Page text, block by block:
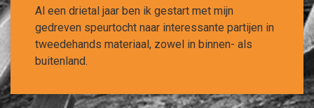
Al een drietal jaar ben ik gestart met mijn
gedreven speurtocht naar interessante partijen in
tweedehands materiaal, zowel in binnen- als
buitenland.